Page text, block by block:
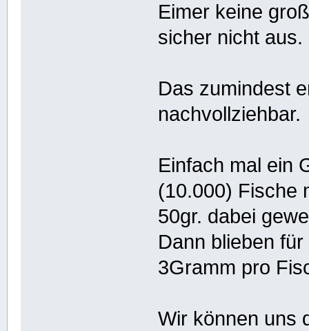
Eimer keine
sicher nicht aus.
Das zumindest
nachvollziehbar.
Einfach mal ein
(10.000) Fische
50gr. dabei
Dann blieben
3Gramm pro
Wir können uns